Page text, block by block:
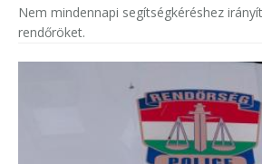
Nem mindennapi segítségkéréshez
rendőröket.